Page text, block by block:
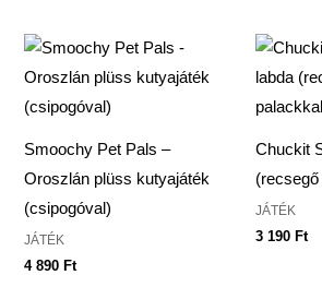
Smoochy Pet Pals –
Oroszlán plüss kutyajáték
(csipogóval)
JÁTÉK
4 890Ft
Chuckit
JÁTÉK
3 190 Ft